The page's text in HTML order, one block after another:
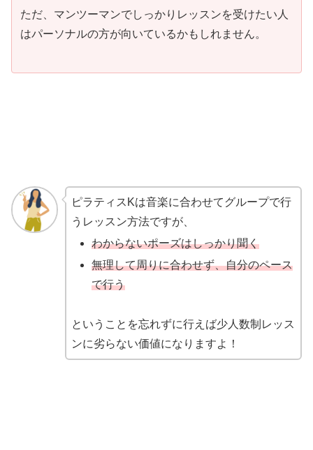
ただ、マンツーマンでしっかりレッスンを受けたい人
はパーソナルの方が向いているかもしれません。
ピラティスKは音楽に合わせてグループで行
うレッスン方法ですが、
わからないポーズはしっかり聞く
無理して周りに合わせず、自分のペース
で行う
ということを忘れずに行えば少人数制レッス
ンに劣らない価値になりますよ！